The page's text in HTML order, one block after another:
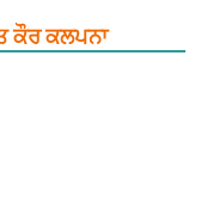
ਕੌਰ ਕਲਪਨਾ